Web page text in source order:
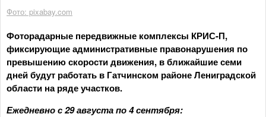
Фото: pixabay.com
Фоторадарные передвижные комплексы КРИС-П,
фиксирующие административные правонарушения по
превышению скорости движения, в ближайшие семи
дней будут работать в Гатчинском районе Лениградской
области на ряде участков.
Ежедневно с 29 августа по 4 сентября: